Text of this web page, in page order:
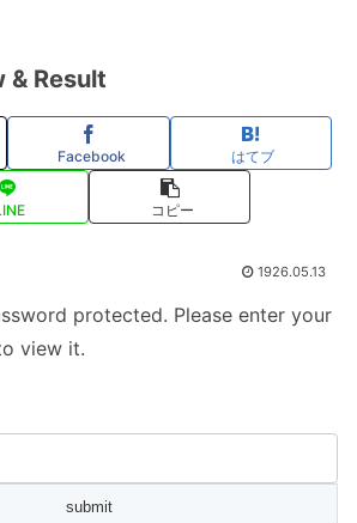
& Result
Facebook はてブ
コピー
1926.05.13
protected. Please enter your
view it.